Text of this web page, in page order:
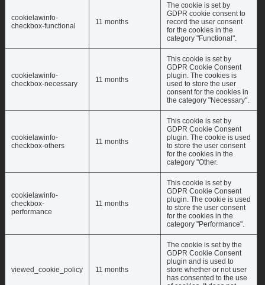
cookielawinfo-
checkbox-functional
11 months
The cookie is set by
GDPR cookie consent to
record the user consent
for the cookies in the
category "Functional".
cookielawinfo-
checkbox-necessary
11 months
This cookie is set by
GDPR Cookie Consent
plugin. The cookies is
used to store the user
consent for the cookies in
the category "Necessary".
cookielawinfo-
checkbox-others
11 months
This cookie is set by
GDPR Cookie Consent
plugin. The cookie is used
to store the user consent
for the cookies in the
category "Other.
cookielawinfo-
checkbox-
performance
11 months
This cookie is set by
GDPR Cookie Consent
plugin. The cookie is used
to store the user consent
for the cookies in the
category "Performance".
viewed_cookie_policy 11 months
The cookie is set by the
GDPR Cookie Consent
plugin and is used to
store whether or not user
has consented to the use